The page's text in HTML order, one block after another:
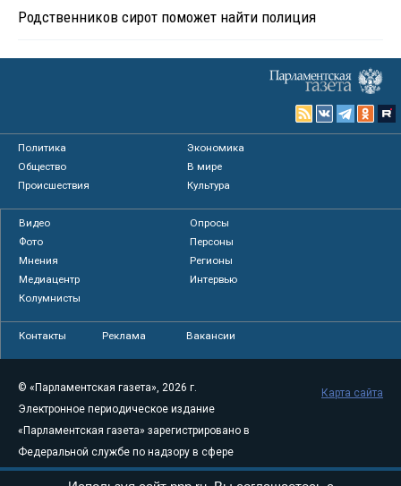
Родственников сирот поможет найти полиция
Политика
Экономика
Общество
В мире
Происшествия
Культура
Видео
Опросы
Фото
Персоны
Мнения
Регионы
Медиацентр
Интервью
Колумнисты
Контакты Реклама Вакансии
© «Парламентская газета», 2026 г.
Электронное периодическое издание
«Парламентская газета» зарегистрировано в
Федеральной службе по надзору в сфере
связи, информационных технологий и
Карта сайта